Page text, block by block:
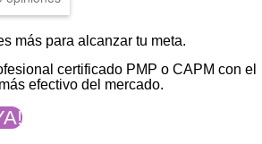
más para alcanzar tu meta.
certificado PMP o CAPM con el
efectivo del mercado.